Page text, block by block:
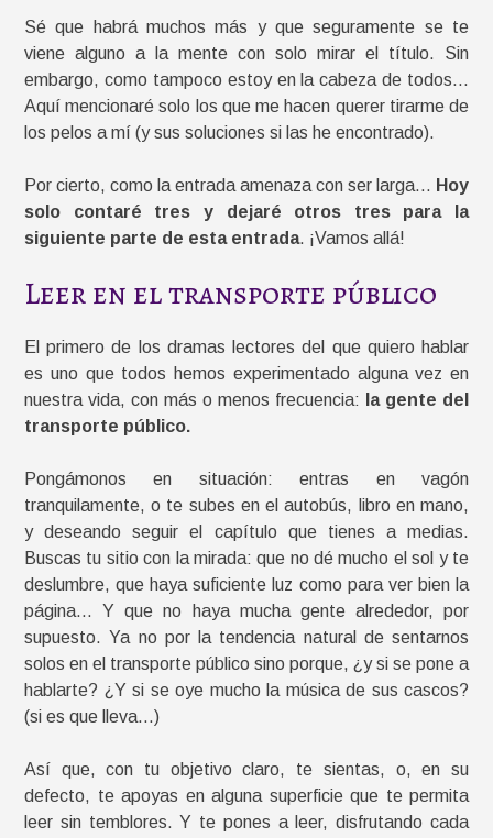
Sé que habrá muchos más y que seguramente se te
viene alguno a la mente con solo mirar el título. Sin
embargo, como tampoco estoy en la cabeza de todos…
Aquí mencionaré solo los que me hacen querer tirarme de
los pelos a mí (y sus soluciones si las he encontrado).
Por cierto, como la entrada amenaza con ser larga… Hoy
solo contaré tres y dejaré otros tres para la
siguiente parte de esta entrada. ¡Vamos allá!
Leer en el transporte público
El primero de los dramas lectores del que quiero hablar
es uno que todos hemos experimentado alguna vez en
nuestra vida, con más o menos frecuencia:
la gente del
transporte público.
Pongámonos en situación: entras en vagón
tranquilamente, o te subes en el autobús, libro en mano,
y deseando seguir el capítulo que tienes a medias.
Buscas tu sitio con la mirada: que no dé mucho el sol y te
deslumbre, que haya suficiente luz como para ver bien la
página… Y que no haya mucha gente alrededor, por
supuesto. Ya no por la tendencia natural de sentarnos
solos en el transporte público sino porque, ¿y si se pone a
hablarte? ¿Y si se oye mucho la música de sus cascos?
(si es que lleva…)
Así que, con tu objetivo claro, te sientas, o, en su
defecto, te apoyas en alguna superficie que te permita
leer sin temblores. Y te pones a leer, disfrutando cada